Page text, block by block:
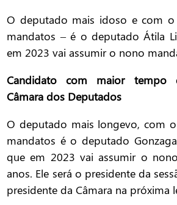
O deputado mais idoso e com
mandatos – é o deputado Átila
em 2023 vai assumir o nono
Candidato com maior tempo
Câmara dos Deputados
O deputado mais longevo, com
mandatos é o deputado Gonzaga
que em 2023 vai assumir o
anos. Ele será o presidente da
presidente da Câmara na próxima